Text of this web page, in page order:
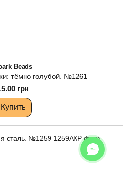
Beads
тёмно голубой. №1261
грн
Купить